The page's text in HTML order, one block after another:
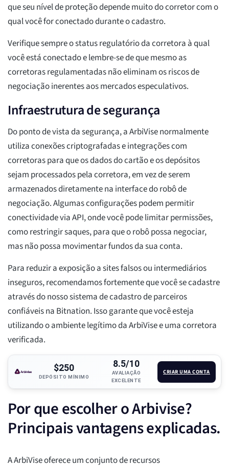
que seu nível de proteção depende muito do corretor com o
qual você for conectado durante o cadastro.
Verifique sempre o status regulatório da corretora à qual
você está conectado e lembre-se de que mesmo as
corretoras regulamentadas não eliminam os riscos de
negociação inerentes aos mercados especulativos.
Infraestrutura de segurança
Do ponto de vista da segurança, a ArbiVise normalmente
utiliza conexões criptografadas e integrações com
corretoras para que os dados do cartão e os depósitos
sejam processados pela corretora, em vez de serem
armazenados diretamente na interface do robô de
negociação. Algumas configurações podem permitir
conectividade via API, onde você pode limitar permissões,
como restringir saques, para que o robô possa negociar,
mas não possa movimentar fundos da sua conta.
Para reduzir a exposição a sites falsos ou intermediários
inseguros, recomendamos fortemente que você se cadastre
através do nosso sistema de cadastro de parceiros
confiáveis na Bitnation. Isso garante que você esteja
utilizando o ambiente legítimo da ArbiVise e uma corretora
verificada.
$250
DEPÓSITO MÍNIMO
8.5/10
AVALIAÇÃO
EXCELENTE
CRIAR UMA CONTA
Por que escolher o Arbivise?
Principais vantagens explicadas.
A ArbiVise oferece um conjunto de recursos